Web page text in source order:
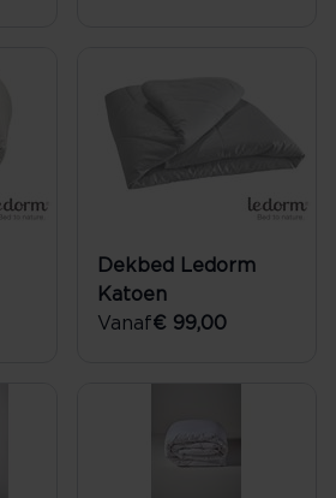
Dekbed Ledorm
Katoen
Vanaf€ 99,00